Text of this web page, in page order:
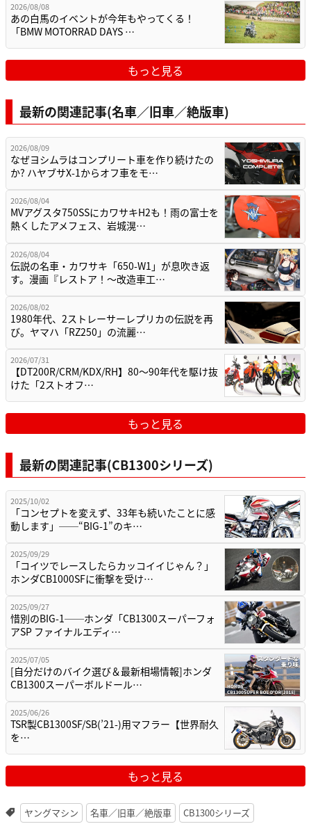
2026/08/08
あの白馬のイベントが今年もやってくる！
「BMW MOTORRAD DAYS …
もっと見る
最新の関連記事(名車／旧車／絶版車)
2026/08/09
なぜヨシムラはコンプリート車を作り続けたの
か? ハヤブサX-1からオフ車をモ…
2026/08/04
MVアグスタ750SSにカワサキH2も！雨の富士を
熱くしたアメフェス、岩城滉…
2026/08/04
伝説の名車・カワサキ「650-W1」が息吹き返
す。漫画『レストア！～改造車工…
2026/08/02
1980年代、2ストレーサーレプリカの伝説を再
び。ヤマハ「RZ250」の流麗…
2026/07/31
【DT200R/CRM/KDX/RH】80〜90年代を駆け抜
けた「2ストオフ…
もっと見る
最新の関連記事(CB1300シリーズ)
2025/10/02
「コンセプトを変えず、33年も続いたことに感
動します」──“BIG-1”のキ…
2025/09/29
「コイツでレースしたらカッコイイじゃん？」
ホンダCB1000SFに衝撃を受け…
2025/09/27
惜別のBIG-1──ホンダ「CB1300スーパーフォ
アSP ファイナルエディ…
2025/07/05
[自分だけのバイク選び＆最新相場情報]ホンダ
CB1300スーパーボルドール…
2025/06/26
TSR製CB1300SF/SB(’21-)用マフラー【世界耐久
を…
もっと見る
ヤングマシン 名車／旧車／絶版車
CB1300シリーズ